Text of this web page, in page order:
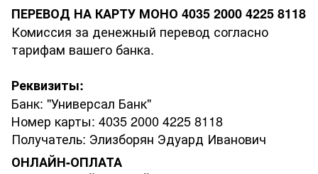
ПЕРЕВОД НА КАРТУ МОНО 4035 2000 4225 8118
Комиссия за денежный перевод согласно
тарифам вашего банка.
Реквизиты:
Банк: "Универсал Банк"
Номер карты: 4035 2000 4225 8118
Получатель: Элизборян Эдуард Иванович
ОНЛАЙН-ОПЛАТА